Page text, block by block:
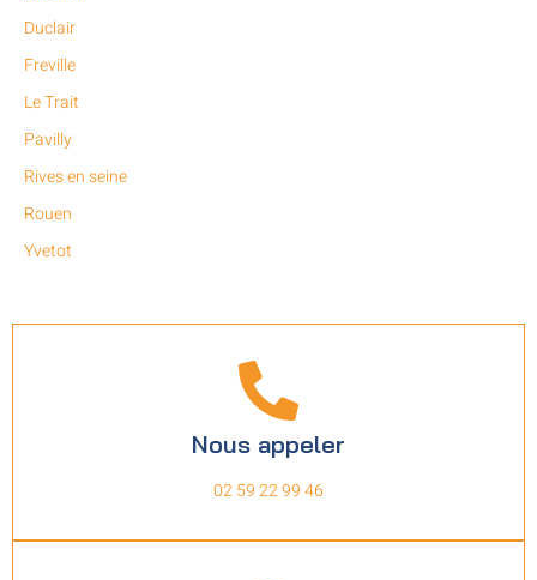
Duclair
Freville
Le Trait
Pavilly
Rives en seine
Rouen
Yvetot
Nous appeler
02 59 22 99 46